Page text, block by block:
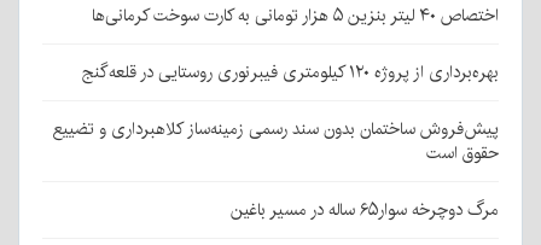
اختصاص ۴۰ لیتر بنزین ۵ هزار تومانی به کارت سوخت کرمانی‌ها
بهره‌برداری از پروژه ۱۲۰ کیلومتری فیبرنوری روستایی در قلعه‌گنج
پیش‌فروش ساختمان بدون سند رسمی زمینه‌ساز کلاهبرداری و تضییع
حقوق است
مرگ دوچرخه سوار۶۵ ساله در مسیر باغین